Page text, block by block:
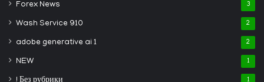
Forex News 3
Wash Service 910 2
adobe generative ai 1 2
NEW 1
1